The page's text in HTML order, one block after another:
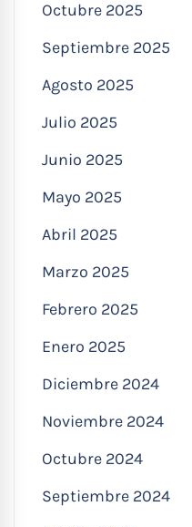
Octubre 2025
Septiembre 2025
Agosto 2025
Julio 2025
Junio 2025
Mayo 2025
Abril 2025
Marzo 2025
Febrero 2025
Enero 2025
Diciembre 2024
Noviembre 2024
Octubre 2024
Septiembre 2024